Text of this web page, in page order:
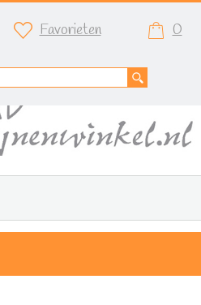
Favorieten 0